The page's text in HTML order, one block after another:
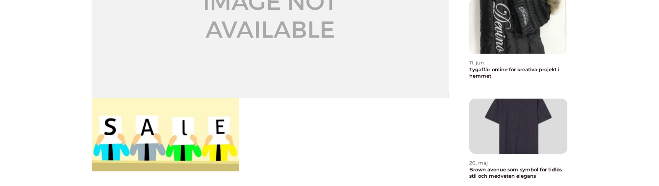
11. jun
Tygaffär online för kreativa projekt i
hemmet
20. maj
Brown avenue som symbol för tidlös
stil och medveten elegans